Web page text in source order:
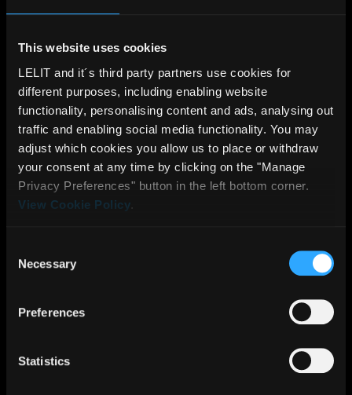
This website uses cookies
LELIT and it´s third party partners use cookies for
different purposes, including enabling website
functionality, personalising content and ads, analysing out
traffic and enabling social media functionality. You may
adjust which cookies you allow us to place or withdraw
your consent at any time by clicking on the "Manage
Privacy Preferences" button in the left bottom corner.
View Cookie Policy.
Selection
Necessary
Preferences
Statistics
MODELLO
PA205/1N
Realizzata in teflon e alluminio con inserto interno
in gomma per preservare la punta della piastra.
La molla la ancora al corpo del ferro da stiro.
SCOPRI
PIÙ